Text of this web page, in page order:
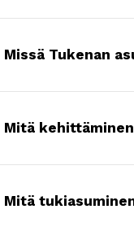
Missä Tukenan
Mitä
Mitä